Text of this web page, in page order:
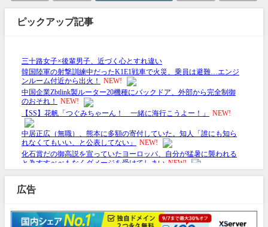
ピックアップ記事
広告